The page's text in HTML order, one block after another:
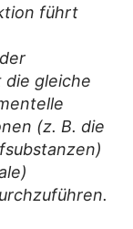
führt
die gleiche
(z. B. die